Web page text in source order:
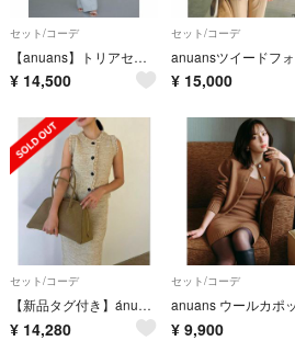
セット/コーデ
【anuans】トリアセテートブラウス&パンツ(SAX)
¥ 14,500
セット/コーデ
¥ 15,000
セット/コーデ
【新品タグ付き】ánuans アニュアンス カールヤーンツイードセットアップ
¥ 14,280
セット/コーデ
¥ 9,900